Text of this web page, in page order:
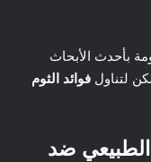
حقيقية مدعومة بأحدث الأبحاث
لتناول فوائد الثوم
الطبيعي ضد